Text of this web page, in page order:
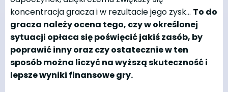
koncentracja gracza i w rezultacie jego zysk… To do
gracza należy ocena tego, czy w określonej
sytuacji opłaca się poświęcić jakiś zasób, by
poprawić inny oraz czy ostatecznie w ten
sposób można liczyć na wyższą skuteczność i
lepsze wyniki finansowe gry.